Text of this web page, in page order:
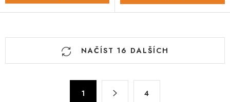
O
NAČÍST 16 DALŠÍCH
1 4